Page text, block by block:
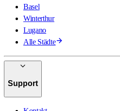
Basel
Winterthur
Lugano
Alle Städte
Support